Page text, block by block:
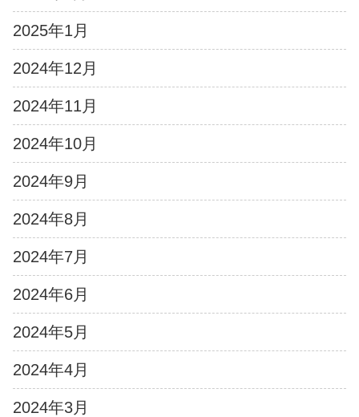
2025年1月
2024年12月
2024年11月
2024年10月
2024年9月
2024年8月
2024年7月
2024年6月
2024年5月
2024年4月
2024年3月